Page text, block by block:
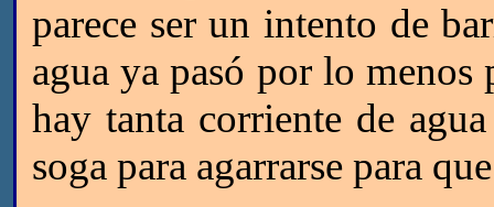
parece ser un intento de
agua ya pasó por lo
hay tanta corriente de
soga para agarrarse para